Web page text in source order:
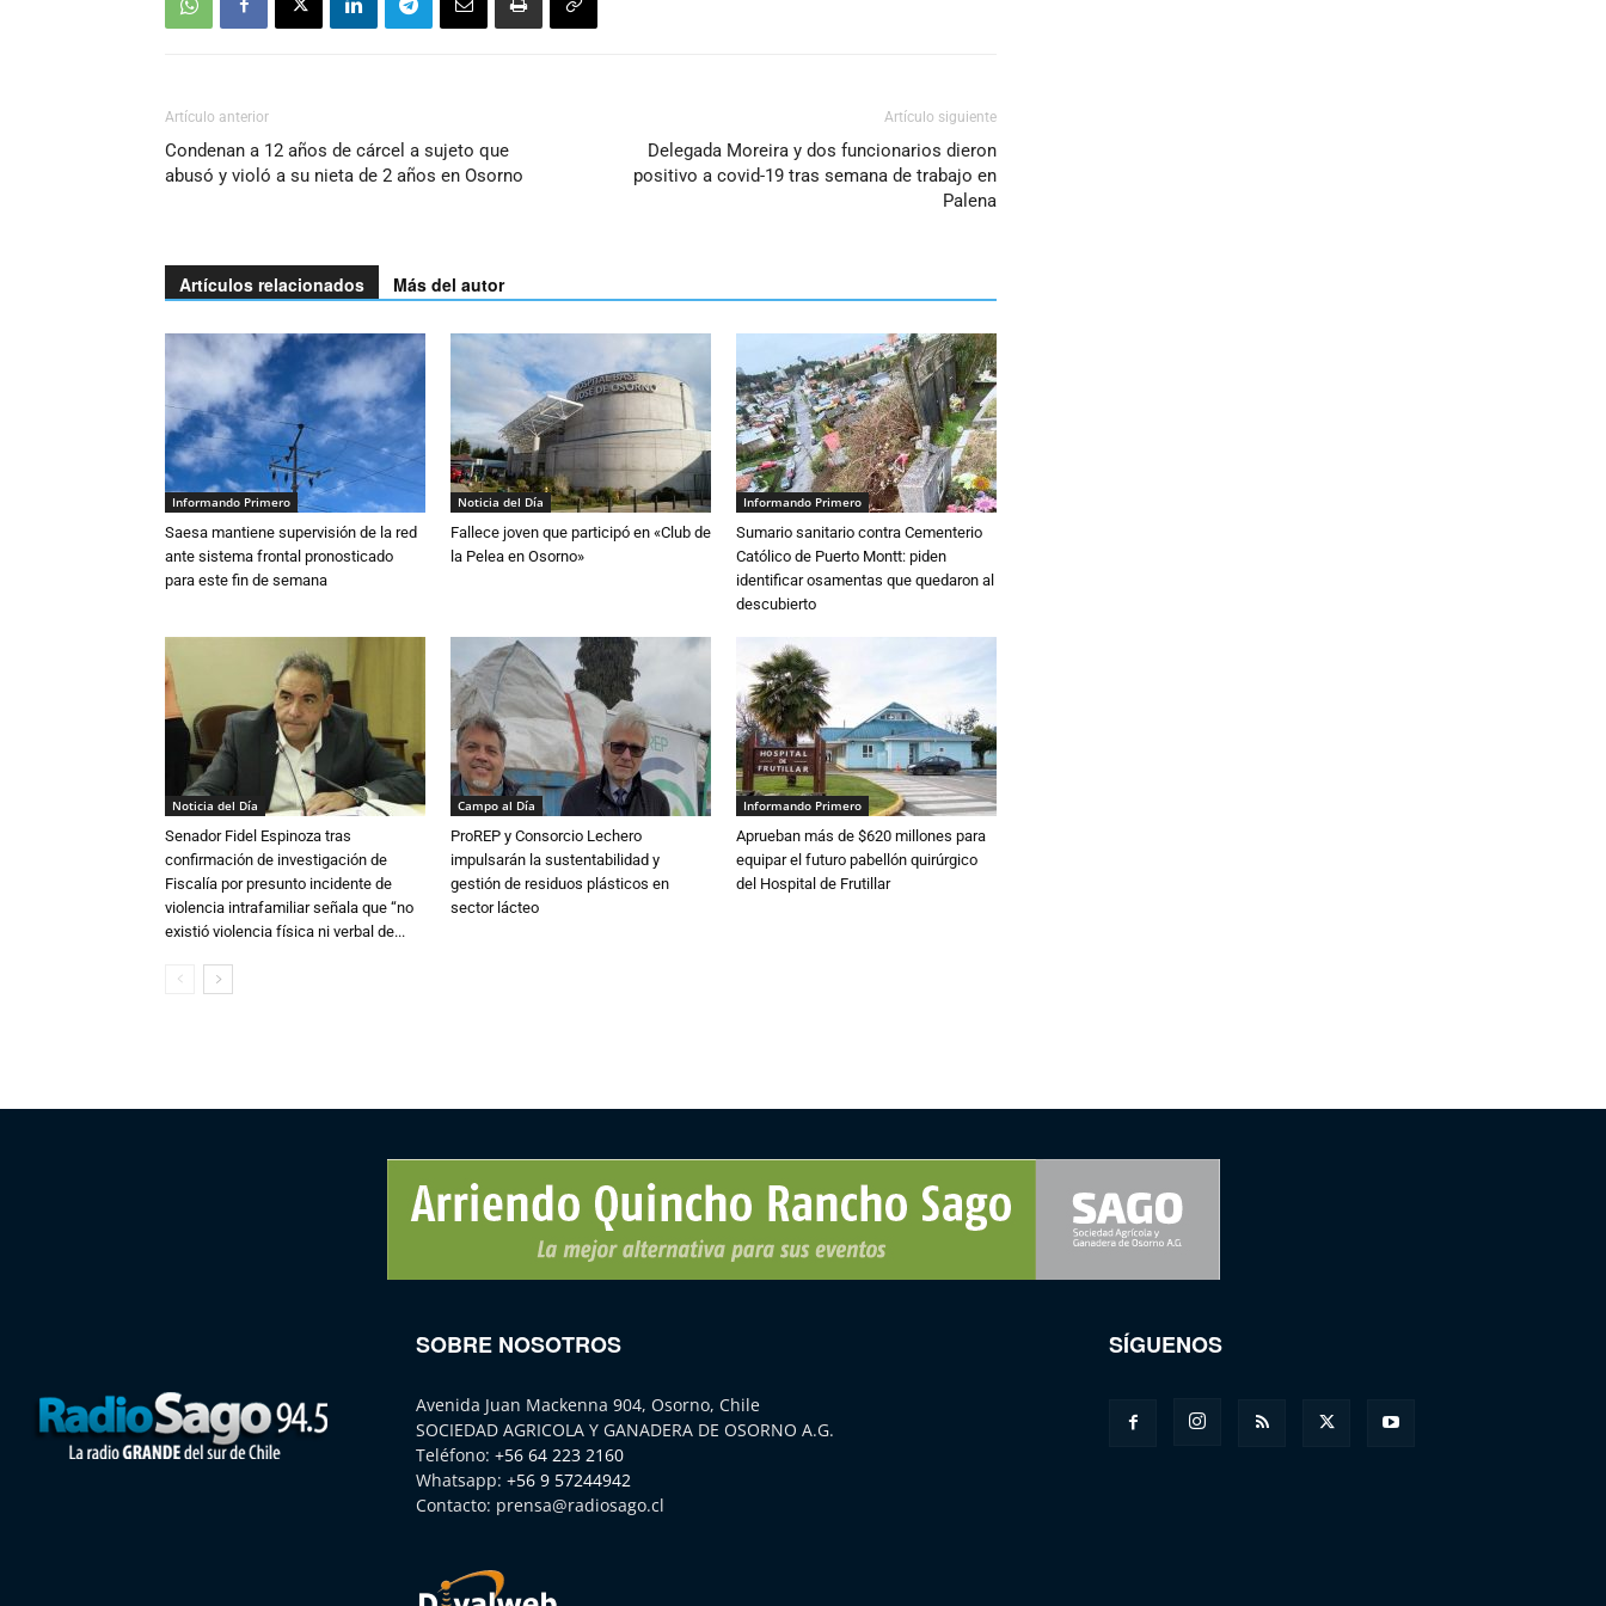
Artículo anterior
Condenan a 12 años de cárcel a sujeto que
abusó y violó a su nieta de 2 años en Osorno
Artículo siguiente
Delegada Moreira y dos funcionarios dieron
positivo a covid-19 tras semana de trabajo en
Palena
Artículos relacionados Más del autor
Informando Primero
Saesa mantiene supervisión de la red
ante sistema frontal pronosticado
para este fin de semana
Noticia del Día
Fallece joven que participó en «Club de
la Pelea en Osorno»
Informando Primero
Sumario sanitario contra Cementerio
Católico de Puerto Montt: piden
identificar osamentas que quedaron al
descubierto
Noticia del Día
Senador Fidel Espinoza tras
confirmación de investigación de
Fiscalía por presunto incidente de
violencia intrafamiliar señala que “no
existió violencia física ni verbal de...
Campo al Día
ProREP y Consorcio Lechero
impulsarán la sustentabilidad y
gestión de residuos plásticos en
sector lácteo
Informando Primero
Aprueban más de $620 millones para
equipar el futuro pabellón quirúrgico
del Hospital de Frutillar
SOBRE NOSOTROS
Avenida Juan Mackenna 904, Osorno, Chile
SOCIEDAD AGRICOLA Y GANADERA DE OSORNO A.G.
Teléfono: +56 64 223 2160
Whatsapp: +56 9 57244942
Contacto: prensa@radiosago.cl
SÍGUENOS